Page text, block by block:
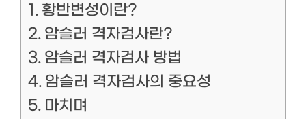
황반변성이란?
암슬러 격자검사란?
암슬러 격자검사 방법
암슬러 격자검사의 중요성
마치며